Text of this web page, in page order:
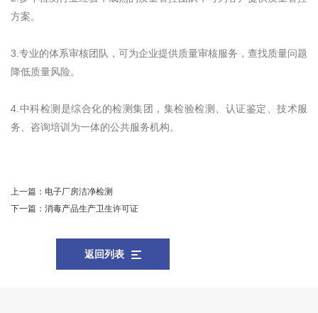
方案。
3.专业的体系审核团队，可为企业提供质量审核服务，查找质量问题
降低质量风险。
4.中科检测是综合化的检测集团，集检验检测、认证鉴定、技术服
务、咨询培训为一体的公共服务机构。
上一篇： 电子厂房洁净检测
下一篇： 消毒产品生产卫生许可证
返回列表